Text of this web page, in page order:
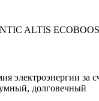
ALTIS
электроэнергии
долговечный